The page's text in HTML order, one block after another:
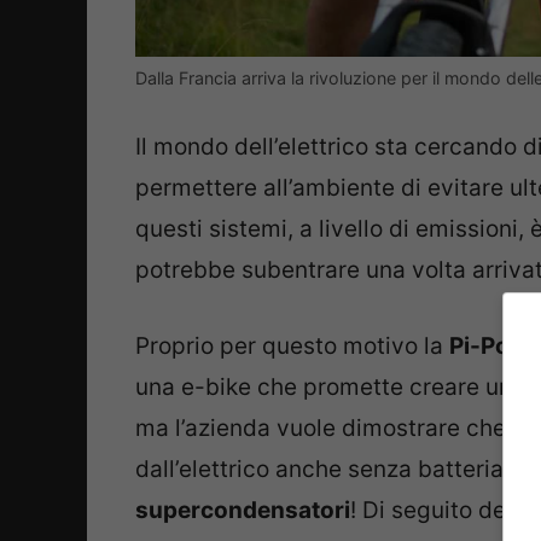
Dalla Francia arriva la rivoluzione per il mondo
Il mondo dell’elettrico sta cercando
permettere all’ambiente di evitare
questi sistemi, a livello di emissioni,
potrebbe subentrare una volta
Proprio per questo motivo la Pi-Pop
una e-bike che promette creare una
ma l’azienda vuole dimostrare che
dall’elettrico anche senza batteria.
supercondensatori! Di seguito